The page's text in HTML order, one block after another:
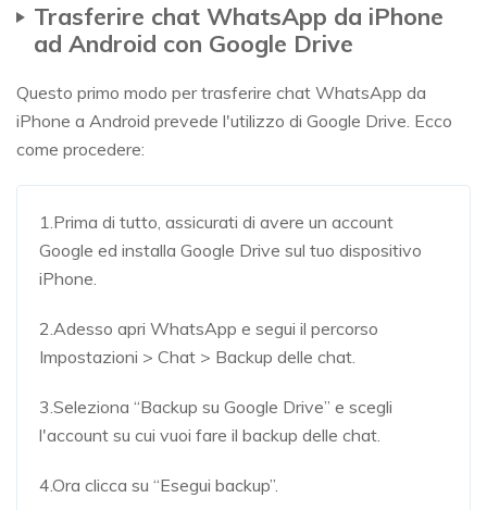
Trasferire chat WhatsApp da iPhone
ad Android con Google Drive
Questo primo modo per trasferire chat WhatsApp da
iPhone a Android prevede l'utilizzo di Google Drive. Ecco
come procedere:
1.Prima di tutto, assicurati di avere un account
Google ed installa Google Drive sul tuo dispositivo
iPhone.
2.Adesso apri WhatsApp e segui il percorso
Impostazioni > Chat > Backup delle chat.
3.Seleziona “Backup su Google Drive” e scegli
l'account su cui vuoi fare il backup delle chat.
4.Ora clicca su “Esegui backup”.